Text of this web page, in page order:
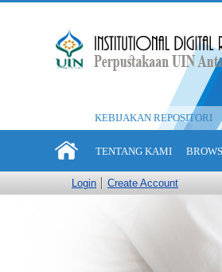
KEBIJAKAN REPOSITORI
TENTANG KAMI
Login Create Account